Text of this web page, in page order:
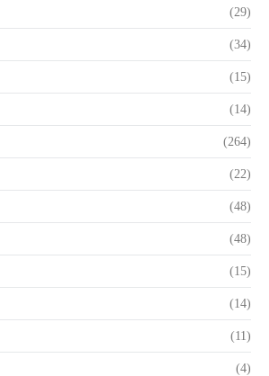
(29)
(34)
(15)
(14)
(264)
(22)
(48)
(48)
(15)
(14)
(11)
(4)